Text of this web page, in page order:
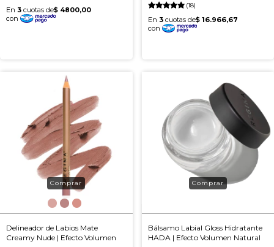
(18)
Delineador de Labios Mate
Creamy Nude | Efecto Volumen
Bálsamo Labial Gloss Hidratante
HADA | Efecto Volumen Natural